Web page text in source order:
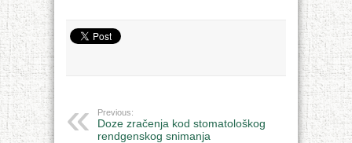
Previous:
Doze zračenja kod stomatološkog
rendgenskog snimanja